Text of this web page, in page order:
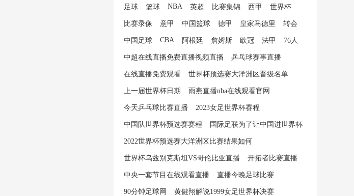
足球 篮球 NBA 英超 比赛集锦 西甲 世界杯
比赛录像 意甲 中国篮球 德甲 皇家马德里 转会
中国足球 CBA 阿根廷 詹姆斯 欧冠 法甲 76人
中超在线直播免费直播视频直播 乒乓球赛事直播
在线直播免费观看 世界杯预选赛大洋洲区晋级名单
上一届世界杯日期 雨燕直播nba在线观看官网
今天乒乓球比赛直播 2023女足世界杯赛程
中国队世界杯预选赛赛程 国际足联为了让中国进世界杯
2022世界杯预选赛大洋洲区比赛结果如何
世界杯乌兹别克斯坦VS哥伦比亚直播 开拓者比赛直播
中央一套节目在线观看直播 直播今晚足球比赛
90分钟足球网 黄健翔解说1999女足世界杯决赛